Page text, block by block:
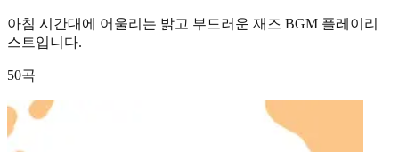
아침 시간대에 어울리는 밝고 부드러운 재즈 BGM 플레이리
스트입니다.
50곡